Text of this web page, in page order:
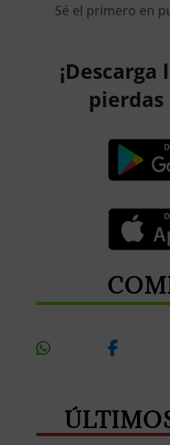
Sé el primero en
pierdas